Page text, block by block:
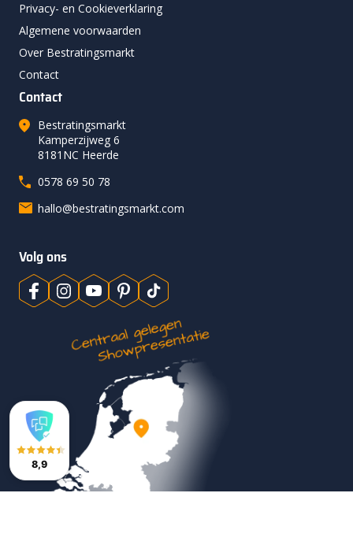
Privacy- en Cookieverklaring
Algemene voorwaarden
Over Bestratingsmarkt
Contact
Contact
Bestratingsmarkt
Kamperzijweg 6
8181NC Heerde
0578 69 50 78
hallo@bestratingsmarkt.com
Volg ons
8,9